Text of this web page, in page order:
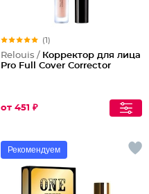
(1)
Relouis / Корректор для лица
Pro Full Cover Corrector
от 451 ₽
Рекомендуем